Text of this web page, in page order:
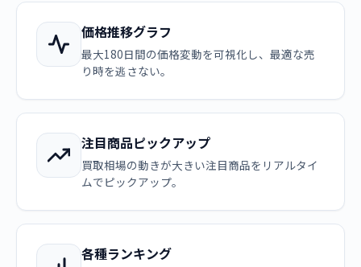
価格推移グラフ
最大180日間の価格変動を可視化し、最適な売
り時を逃さない。
注目商品ピックアップ
買取相場の動きが大きい注目商品をリアルタイ
ムでピックアップ。
各種ランキング